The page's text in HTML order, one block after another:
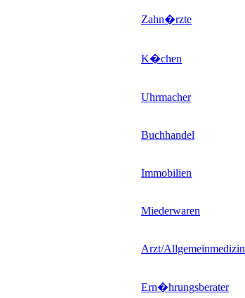
Zahn�rzte
K�chen
Uhrmacher
Buchhandel
Immobilien
Miederwaren
Arzt/Allgemeinmedizin
Ern�hrungsberater